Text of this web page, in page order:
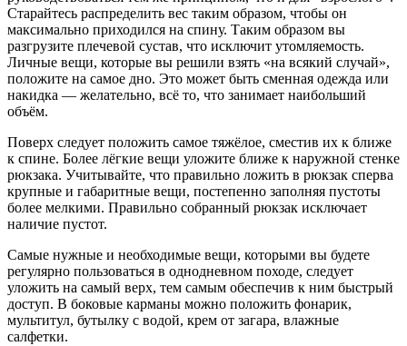
Старайтесь распределить вес таким образом, чтобы он
максимально приходился на спину. Таким образом вы
разгрузите плечевой сустав, что исключит утомляемость.
Личные вещи, которые вы решили взять «на всякий случай»,
положите на самое дно. Это может быть сменная одежда или
накидка — желательно, всё то, что занимает наибольший
объём.
Поверх следует положить самое тяжёлое, сместив их к ближе
к спине. Более лёгкие вещи уложите ближе к наружной стенке
рюкзака. Учитывайте, что правильно ложить в рюкзак сперва
крупные и габаритные вещи, постепенно заполняя пустоты
более мелкими. Правильно собранный рюкзак исключает
наличие пустот.
Самые нужные и необходимые вещи, которыми вы будете
регулярно пользоваться в однодневном походе, следует
уложить на самый верх, тем самым обеспечив к ним быстрый
доступ. В боковые карманы можно положить фонарик,
мультитул, бутылку с водой, крем от загара, влажные
салфетки.